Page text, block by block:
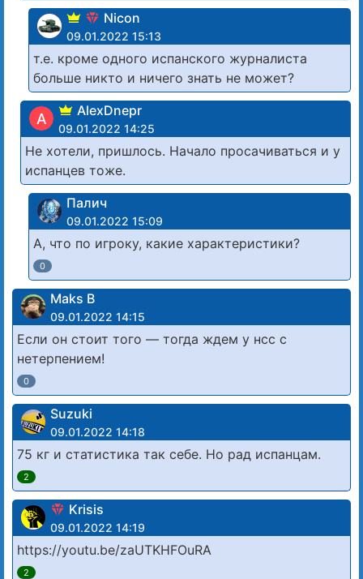
Nicon
09.01.2022 15:13
т.е. кроме одного испанского журналиста
больше никто и ничего знать не может?
A AlexDnepr
09.01.2022 14:25
Не хотели, пришлось. Начало просачиваться и у
испанцев тоже.
Палич
09.01.2022 15:09
А, что по игроку, какие характеристики?
0
Maks B
09.01.2022 14:15
Если он стоит того — тогда ждем у нсс с
нетерпением!
0
Suzuki
09.01.2022 14:18
75 кг и статистика так себе. Но рад испанцам.
2
Krisis
09.01.2022 14:19
https://youtu.be/zaUTKHFOuRA
2